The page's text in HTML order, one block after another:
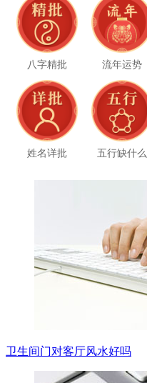
八字精批 流年运势
姓名详批 五行缺什么
卫生间门对客厅风水好吗